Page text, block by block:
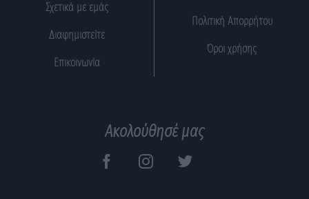
Σχετικά με εμάς
Διαφημιστείτε
Επικοινωνία
Πολιτική Απορρήτου
Όροι χρήσης
Ακολούθησέ μας